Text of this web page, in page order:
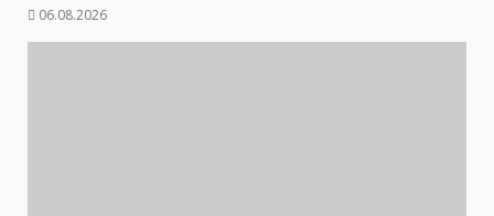
06.08.2026